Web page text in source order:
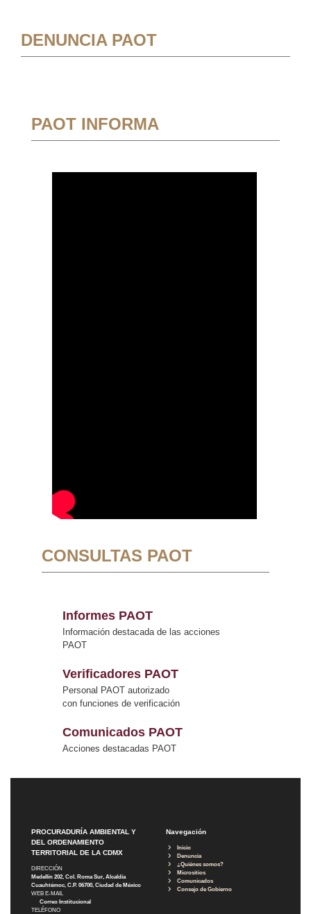
DENUNCIA PAOT
PAOT INFORMA
CONSULTAS PAOT
Informes PAOT
Información destacada de las acciones
PAOT
Verificadores PAOT
Personal PAOT autorizado
con funciones de verificación
Comunicados PAOT
Acciones destacadas PAOT
PROCURADURÍA AMBIENTAL Y
DEL ORDENAMIENTO
TERRITORIAL DE LA CDMX
DIRECCIÓN
Medellín 202, Col. Roma Sur, Alcaldía
Cuauhtémoc, C.P. 06700, Ciudad de México
WEB E-MAIL
Correo Institucional
TELÉFONO
Navegación
Inicio
Denuncia
¿Quiénes somos?
Micrositios
Comunicados
Consejo de Gobierno